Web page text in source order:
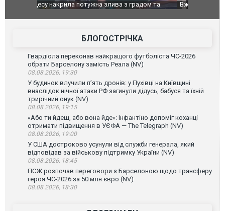
Вже вивели на тести: Ferrari готує оновлення
Вийшов
фільму
БЛОГОСТРІЧКА
Гвардіола переконав найкращого футболіста ЧС-2026
обрати Барселону замість Реала (NV)
08.08.2026, 19:30
У будинок влучили п’ять дронів: у Пухівці на Київщині
внаслідок нічної атаки РФ загинули дідусь, бабуся та їхній
трирічний онук (NV)
08.08.2026, 19:15
«Або ти йдеш, або вона йде»: Інфантіно допоміг коханці
отримати підвищення в УЄФА — The Telegraph (NV)
08.08.2026, 19:00
У США достроково усунули від служби генерала, який
відповідав за військову підтримку України (NV)
08.08.2026, 18:45
ПСЖ розпочав переговори з Барселоною щодо трансферу
героя ЧС-2026 за 50 млн євро (NV)
08.08.2026, 18:30